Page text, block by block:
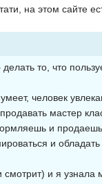
на этом сайте
то, что
человек
мастер
и
и
и я узнала